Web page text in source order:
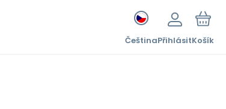
ČeštinaPřihlásitKošík